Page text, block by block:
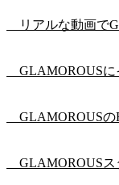
リアルな動画で
GLAMOROUSに
GLAMOROUSの
GLAMOROUSス